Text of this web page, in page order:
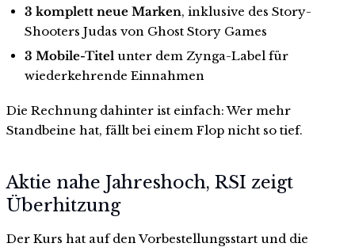
3 komplett neue Marken, inklusive des Story-
Shooters Judas von Ghost Story Games
3 Mobile-Titelunter dem Zynga-Label für
wiederkehrende Einnahmen
Die Rechnung dahinter ist einfach: Wer mehr
Standbeine hat, fällt bei einem Flop nicht so tief.
Aktie nahe Jahreshoch, RSI zeigt
Überhitzung
Der Kurs hat auf den Vorbestellungsstart und die